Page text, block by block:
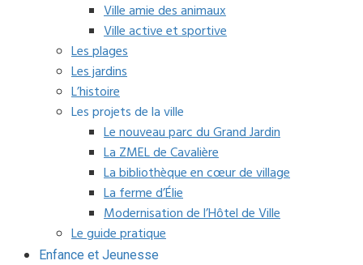
Ville amie des animaux
Ville active et sportive
Les plages
Les jardins
L’histoire
Les projets de la ville
Le nouveau parc du Grand Jardin
La ZMEL de Cavalière
La bibliothèque en cœur de village
La ferme d’Élie
Modernisation de l’Hôtel de Ville
Le guide pratique
Enfance et Jeunesse